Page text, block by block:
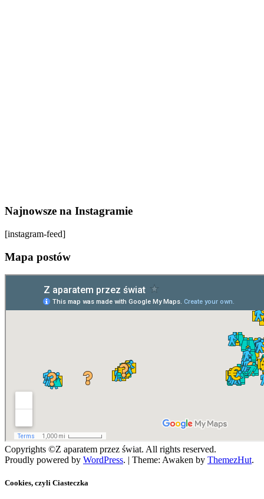
Najnowsze na Instagramie
[instagram-feed]
Mapa postów
Copyrights ©Z aparatem przez świat. All rights reserved.
Proudly powered by WordPress. | Theme: Awaken by ThemezHut.
Cookies, czyli Ciasteczka